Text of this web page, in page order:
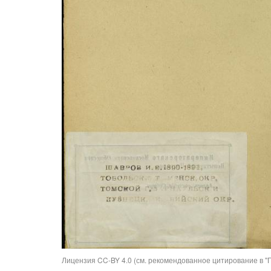
Лицензия CC-BY 4.0 (см. рекомендованное цитирование в